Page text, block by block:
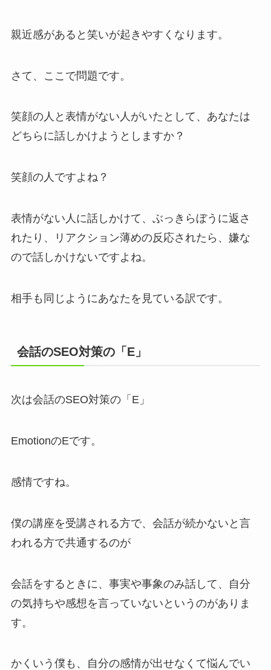
親近感があると笑いが起きやすくなります。
さて、ここで問題です。
笑顔の人と表情がない人がいたとして、あなたは
どちらに話しかけようとしますか？
笑顔の人ですよね？
表情がない人に話しかけて、ぶっきらぼうに返さ
れたり、リアクション薄めの反応されたら、嫌な
ので話しかけないですよね。
相手も同じようにあなたを見ている訳です。
会話のSEO対策の「E」
次は会話のSEO対策の「E」
EmotionのEです。
感情ですね。
僕の講座を受講される方で、会話が続かないと言
われる方で共通するのが
会話をするときに、事実や事象のみ話して、自分
の気持ちや感想を言っていないというのがありま
す。
かくいう僕も、自分の感情が出せなくて悩んでい